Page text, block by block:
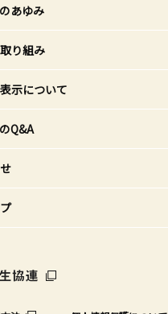
あゆみ
り組み
示について
Q&A